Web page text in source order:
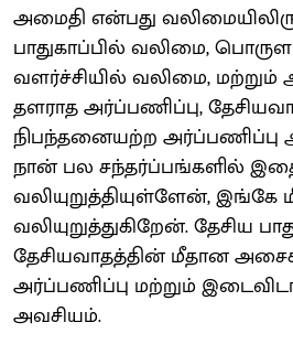
அமைதி என்பது
பாதுகாப்பில் வலிமை,
வளர்ச்சியில் வலிமை, மற்றும்
தளராத அர்ப்பணிப்பு,
நிபந்தனையற்ற
நான் பல சந்தர்ப்பங்களில்
வலியுறுத்தியுள்ளேன், இங்கே
வலியுறுத்துகிறேன். தேசிய
தேசியவாதத்தின் மீதான
அர்ப்பணிப்பு மற்றும்
அவசியம்.